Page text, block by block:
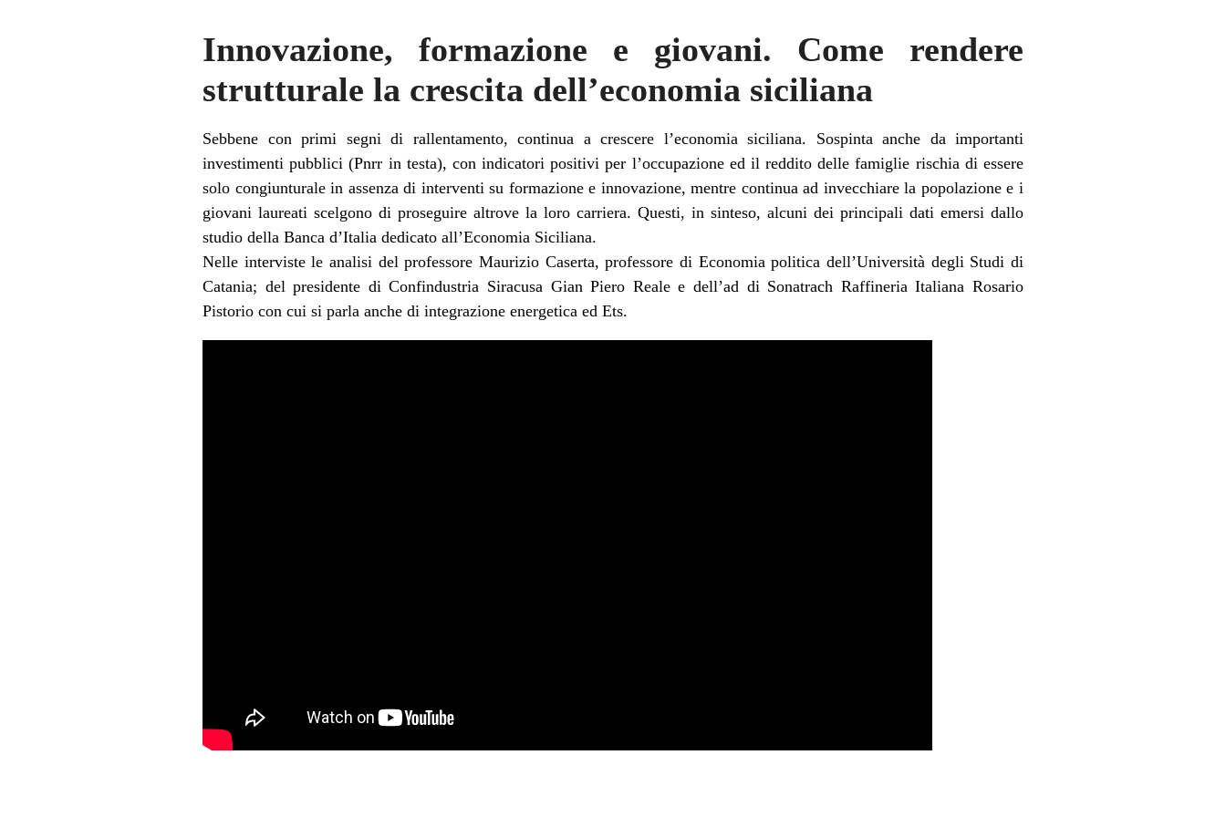
Innovazione, formazione e giovani. Come rendere
strutturale la crescita dell’economia siciliana
Sebbene con primi segni di rallentamento, continua a crescere l’economia siciliana. Sospinta anche da importanti
investimenti pubblici (Pnrr in testa), con indicatori positivi per l’occupazione ed il reddito delle famiglie rischia di essere
solo congiunturale in assenza di interventi su formazione e innovazione, mentre continua ad invecchiare la popolazione e i
giovani laureati scelgono di proseguire altrove la loro carriera. Questi, in sinteso, alcuni dei principali dati emersi dallo
studio della Banca d’Italia dedicato all’Economia Siciliana.
Nelle interviste le analisi del professore Maurizio Caserta, professore di Economia politica dell’Università degli Studi di
Catania; del presidente di Confindustria Siracusa Gian Piero Reale e dell’ad di Sonatrach Raffineria Italiana Rosario
Pistorio con cui si parla anche di integrazione energetica ed Ets.